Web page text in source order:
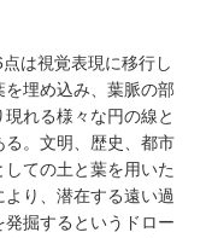
は視覚表現に移行し
埋め込み、葉脈の部
れる様々な円の線と
。文明、歴史、都市
ての土と葉を用いた
り、潜在する遠い過
掘するというドロー